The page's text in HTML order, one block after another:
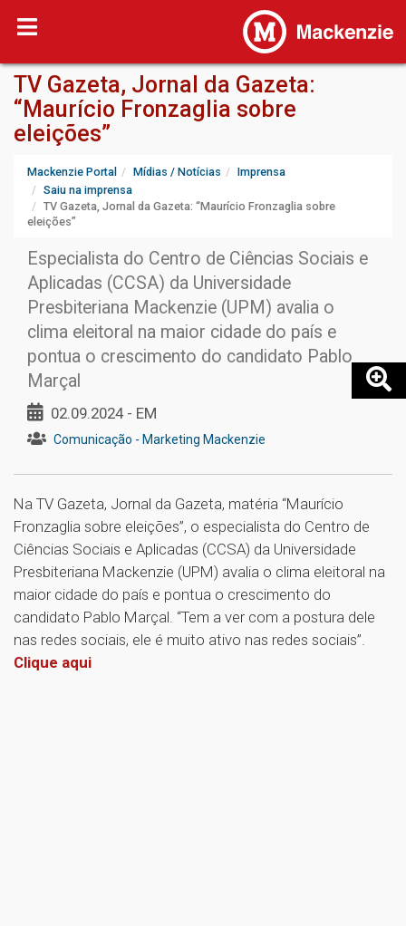
TV Gazeta, Jornal da Gazeta:
“Maurício Fronzaglia sobre
eleições”
Mackenzie Portal Mídias / Notícias
Imprensa
Saiu na imprensa
TV Gazeta, Jornal da Gazeta: “Maurício Fronzaglia sobre
eleições”
Especialista do Centro de Ciências Sociais e
Aplicadas (CCSA) da Universidade
Presbiteriana Mackenzie (UPM) avalia o
clima eleitoral na maior cidade do país e
pontua o crescimento do candidato Pablo
Marçal
02.09.2024 - EM
Comunicação - Marketing Mackenzie
Na TV Gazeta, Jornal da Gazeta, matéria “Maurício
Fronzaglia sobre eleições”, o especialista do Centro de
Ciências Sociais e Aplicadas (CCSA) da Universidade
Presbiteriana Mackenzie (UPM) avalia o clima eleitoral na
maior cidade do país e pontua o crescimento do
candidato Pablo Marçal. “Tem a ver com a postura dele
nas redes sociais, ele é muito ativo nas redes sociais”.
Clique aqui